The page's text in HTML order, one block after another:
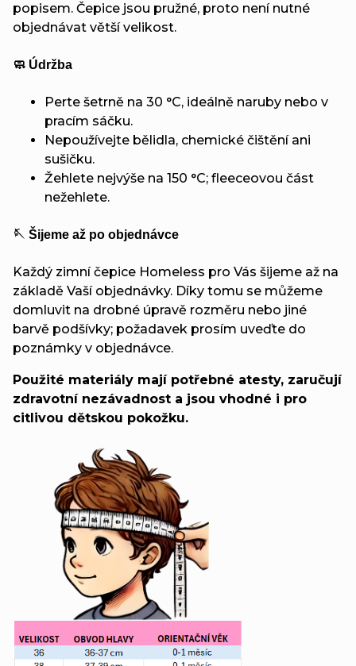
popisem. Čepice jsou pružné, proto není nutné
objednávat větší velikost.
🧼 Údržba
Perte šetrně na 30 °C, ideálně naruby nebo v
pracím sáčku.
Nepoužívejte bělidla, chemické čištění ani
sušičku.
Žehlete nejvýše na 150 °C; fleeceovou část
nežehlete.
🪡 Šijeme až po objednávce
Každý zimní čepice Homeless pro Vás šijeme až na
základě Vaší objednávky. Díky tomu se můžeme
domluvit na drobné úpravě rozměru nebo jiné
barvě podšívky; požadavek prosím uveďte do
poznámky v objednávce.
Použité materiály mají potřebné atesty, zaručují
zdravotní nezávadnost a jsou vhodné i pro
citlivou dětskou pokožku.